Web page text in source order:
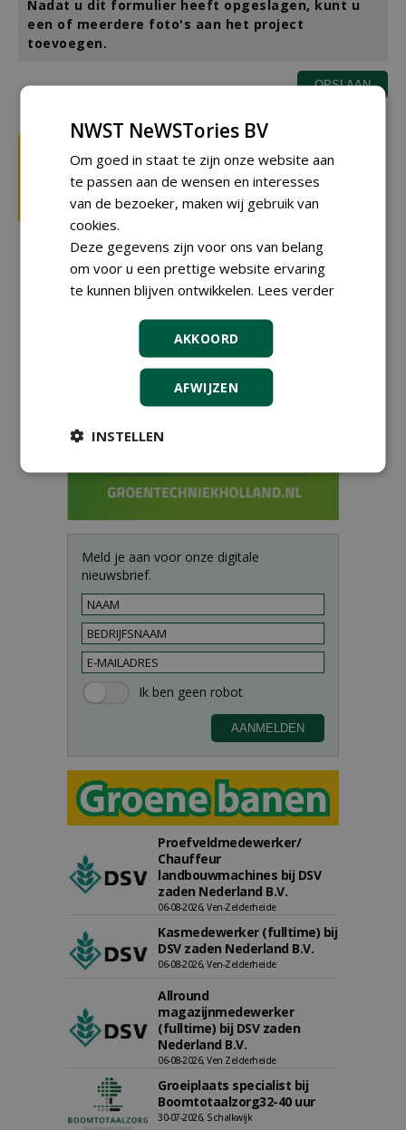
Nadat u dit formulier heeft opgeslagen, kunt u
een of meerdere foto's aan het project
toevoegen.
Meld je aan voor onze digitale
nieuwsbrief.
Proefveldmedewerker/
Chauffeur
landbouwmachines bij DSV
zaden Nederland B.V.
06-08-2026, Ven-Zelderheide
Kasmedewerker (fulltime) bij
DSV zaden Nederland B.V.
06-08-2026, Ven-Zelderheide
Allround
magazijnmedewerker
(fulltime) bij DSV zaden
Nederland B.V.
06-08-2026, Ven Zelderheide
Groeiplaats specialist bij
Boomtotaalzorg32-40 uur
30-07-2026, Schalkwijk
NWST NeWSTories BV
Om goed in staat te zijn onze website aan
te passen aan de wensen en interesses
van de bezoeker, maken wij gebruik van
cookies.
Deze gegevens zijn voor ons van belang
om voor u een prettige website ervaring
te kunnen blijven ontwikkelen. Lees verder
AKKOORD
AFWIJZEN
INSTELLEN